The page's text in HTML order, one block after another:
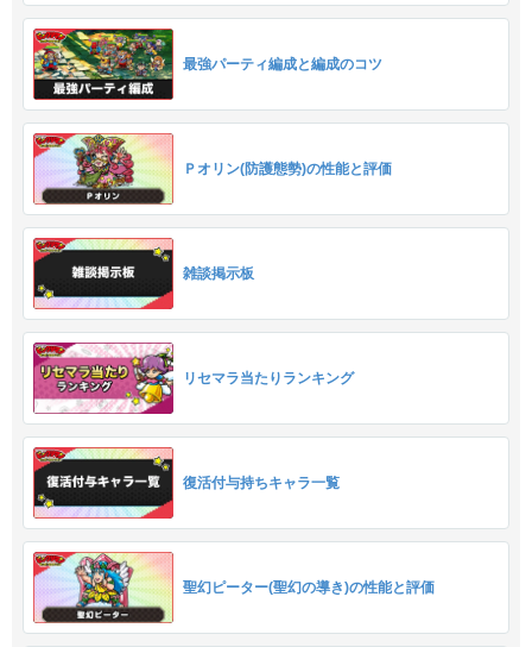
最強パーティ編成と編成のコツ
Ｐオリン(防護態勢)の性能と評価
雑談掲示板
リセマラ当たりランキング
復活付与持ちキャラ一覧
聖幻ピーター(聖幻の導き)の性能と評価